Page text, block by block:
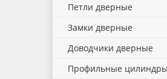
Петли дверные
Замки дверные
Доводчики дверные
Профильные цилиндры